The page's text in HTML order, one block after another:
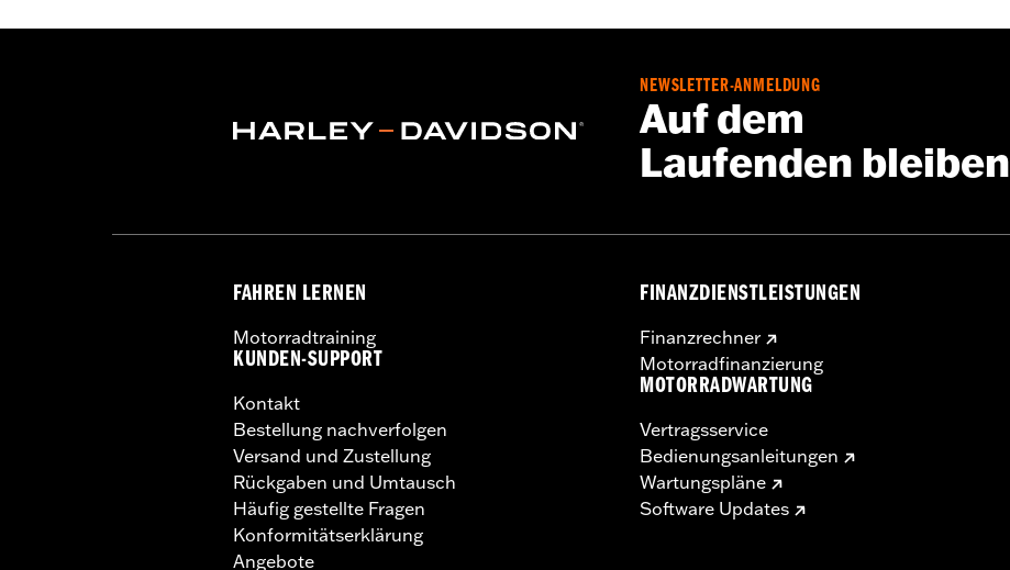
Maßeinheit Höhe des Windschildes über dem Scheinwerfer:Zoll
NEWSLETTER-ANMELDUNG
Auf dem
Laufenden bleiben
FAHREN LERNEN
Motorradtraining
KUNDEN-SUPPORT
Kontakt
Bestellung nachverfolgen
Versand und Zustellung
Rückgaben und Umtausch
Häufig gestellte Fragen
Konformitätserklärung
Angebote
FINANZDIENSTLEISTUNGEN
Finanzrechner
Motorradfinanzierung
MOTORRADWARTUNG
Vertragsservice
Bedienungsanleitungen
Wartungspläne
Software Updates